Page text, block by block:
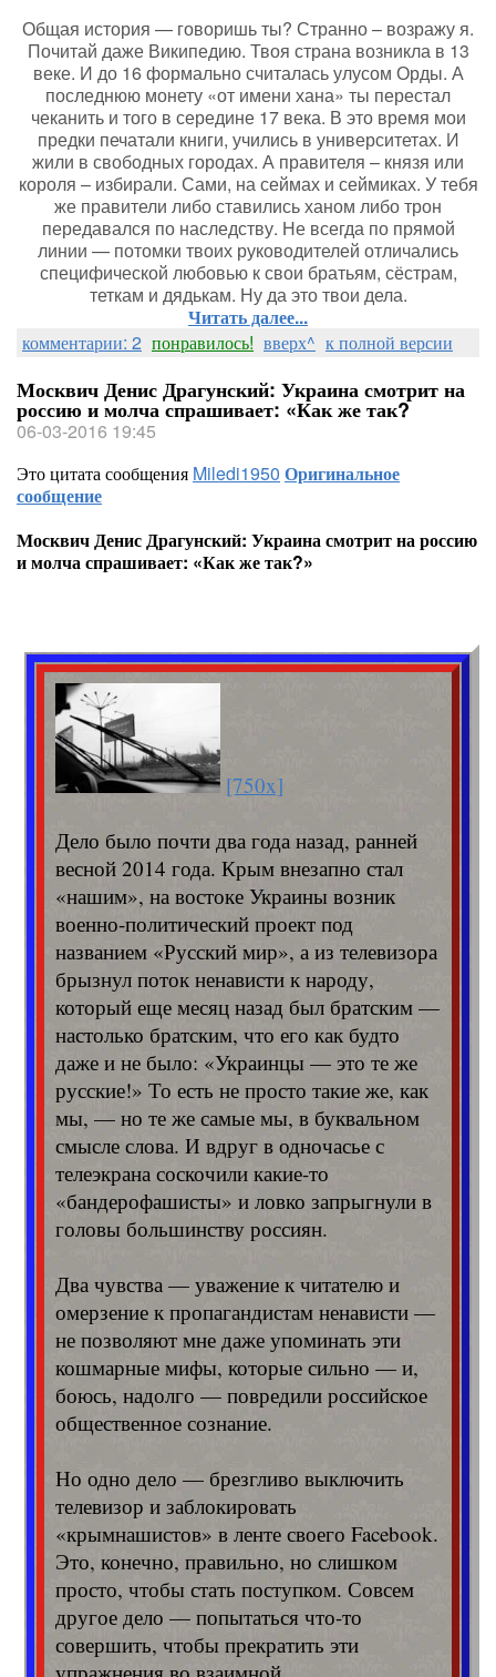
Общая история — говоришь ты? Странно – возражу я.
Почитай даже Википедию. Твоя страна возникла в 13
веке. И до 16 формально считалась улусом Орды. А
последнюю монету «от имени хана» ты перестал
чеканить и того в середине 17 века. В это время мои
предки печатали книги, учились в университетах. И
жили в свободных городах. А правителя – князя или
короля – избирали. Сами, на сеймах и сеймиках. У тебя
же правители либо ставились ханом либо трон
передавался по наследству. Не всегда по прямой
линии — потомки твоих руководителей отличались
специфической любовью к свои братьям, сёстрам,
теткам и дядькам. Ну да это твои дела.
Читать далее...
комментарии: 2 понравилось! вверх^ к полной версии
Москвич Денис Драгунский: Украина смотрит на
россию и молча спрашивает: «Как же так?
06-03-2016 19:45
Это цитата сообщения Miledi1950 Оригинальное
сообщение
Москвич Денис Драгунский: Украина смотрит на россию
и молча спрашивает: «Как же так?»
[750x]
Дело было почти два года назад, ранней
весной 2014 года. Крым внезапно стал
«нашим», на востоке Украины возник
военно-политический проект под
названием «Русский мир», а из телевизора
брызнул поток ненависти к народу,
который еще месяц назад был братским —
настолько братским, что его как будто
даже и не было: «Украинцы — это те же
русские!» То есть не просто такие же, как
мы, — но те же самые мы, в буквальном
смысле слова. И вдруг в одночасье с
телеэкрана соскочили какие-то
«бандерофашисты» и ловко запрыгнули в
головы большинству россиян.
Два чувства — уважение к читателю и
омерзение к пропагандистам ненависти —
не позволяют мне даже упоминать эти
кошмарные мифы, которые сильно — и,
боюсь, надолго — повредили российское
общественное сознание.
Но одно дело — брезгливо выключить
телевизор и заблокировать
«крымнашистов» в ленте своего Facebook.
Это, конечно, правильно, но слишком
просто, чтобы стать поступком. Совсем
другое дело — попытаться что-то
совершить, чтобы прекратить эти